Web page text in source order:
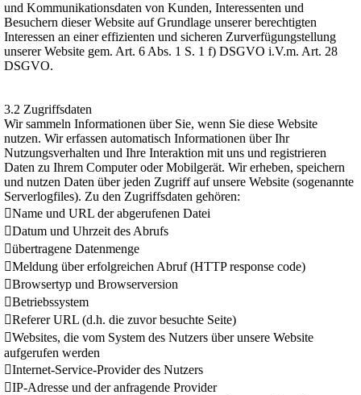
und Kommunikationsdaten von Kunden, Interessenten und
Besuchern dieser Website auf Grundlage unserer berechtigten
Interessen an einer effizienten und sicheren Zurverfügungstellung
unserer Website gem. Art. 6 Abs. 1 S. 1 f) DSGVO i.V.m. Art. 28
DSGVO.
3.2 Zugriffsdaten
Wir sammeln Informationen über Sie, wenn Sie diese Website
nutzen. Wir erfassen automatisch Informationen über Ihr
Nutzungsverhalten und Ihre Interaktion mit uns und registrieren
Daten zu Ihrem Computer oder Mobilgerät. Wir erheben, speichern
und nutzen Daten über jeden Zugriff auf unsere Website (sogenannte
Serverlogfiles). Zu den Zugriffsdaten gehören:
Name und URL der abgerufenen Datei
Datum und Uhrzeit des Abrufs
übertragene Datenmenge
Meldung über erfolgreichen Abruf (HTTP response code)
Browsertyp und Browserversion
Betriebssystem
Referer URL (d.h. die zuvor besuchte Seite)
Websites, die vom System des Nutzers über unsere Website
aufgerufen werden
Internet-Service-Provider des Nutzers
IP-Adresse und der anfragende Provider